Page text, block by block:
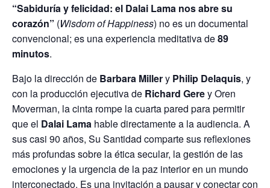
“Sabiduría y felicidad: el Dalai Lama nos abre su
corazón” (Wisdom of Happiness) no es un documental
convencional; es una experiencia meditativa de89
minutos.
Bajo la dirección de Barbara Millery Philip Delaquis, y
con la producción ejecutiva de Richard Gerey Oren
Moverman, la cinta rompe la cuarta pared para permitir
que el Dalai Lama hable directamente a la audiencia. A
sus casi 90 años, Su Santidad comparte sus reflexiones
más profundas sobre la ética secular, la gestión de las
emociones y la urgencia de la paz interior en un mundo
interconectado. Es una invitación a pausar y conectar con